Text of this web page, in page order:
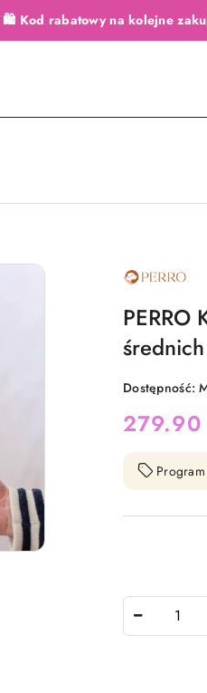
🛍️ Kod rabatowy na kolejne
NAZWA
PRODUCENTA:
PERRO
Dostępność:
cena:
279.90